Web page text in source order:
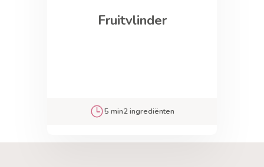
Fruitvlinder
5 min2 ingrediënten